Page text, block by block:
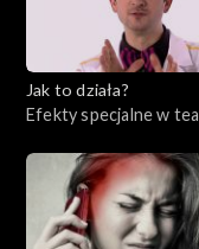
Jak to działa?
Efekty specjalne w